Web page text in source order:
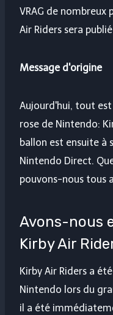
VRAG de nombreux
Air Riders sera
Message d'origine
Aujourd'hui, tout
rose de Nintendo:
ballon est ensuite à
Nintendo Direct.
pouvons-nous tous
Avons-nous
Kirby Air
Kirby Air Riders a
Nintendo lors du
il a été